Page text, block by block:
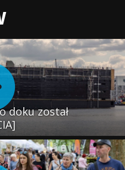
doku został